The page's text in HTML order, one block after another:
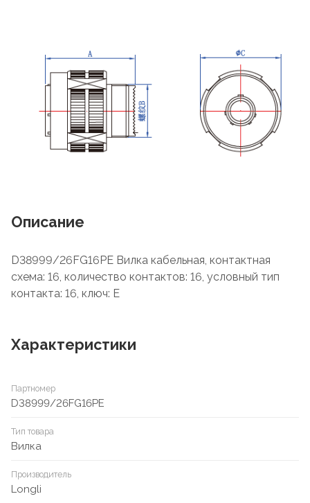
Описание
D38999/26FG16PE Вилка кабельная, контактная
схема: 16, количество контактов: 16, условный тип
контакта: 16, ключ: E
Характеристики
Партномер
D38999/26FG16PE
Тип товара
Вилка
Производитель
Longli